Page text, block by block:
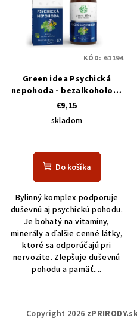
Green idea Psychická
nepohoda - bezalkoholová
tinktúra 100 ml
€9,15
skladom
Do košíka
Bylinný komplex podporuje
duševnú aj psychickú pohodu.
Je bohatý na vitamíny,
minerály a ďalšie cenné látky,
ktoré sa odporúčajú pri
nervozite. Zlepšuje duševnú
pohodu a pamäť....
KÓD: 61194
Copyright 2026